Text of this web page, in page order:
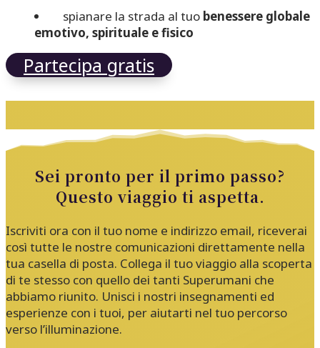
spianare la strada al tuo benessere globale
emotivo, spirituale e fisico
Partecipa gratis
Sei pronto per il primo passo?
Questo viaggio ti aspetta.
Iscriviti ora con il tuo nome e indirizzo email, riceverai
così tutte le nostre comunicazioni direttamente nella
tua casella di posta. Collega il tuo viaggio alla scoperta
di te stesso con quello dei tanti Superumani che
abbiamo riunito. Unisci i nostri insegnamenti ed
esperienze con i tuoi, per aiutarti nel tuo percorso
verso l’illuminazione.